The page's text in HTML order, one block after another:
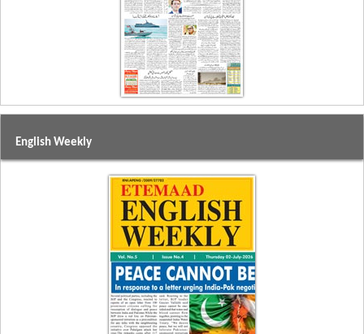
English Weekly